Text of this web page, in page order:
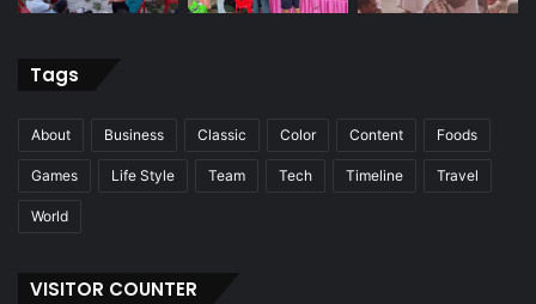
Tags
About Business Classic Color Content Foods
Games Life Style Team Tech Timeline Travel
World
VISITOR COUNTER